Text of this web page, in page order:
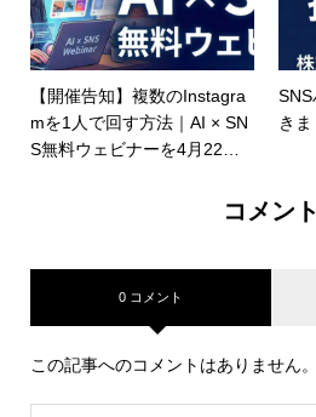
【開催告知】複数のInstagra
mを1人で回す方法｜AI × SN
S無料ウェビナーを4月22日
き
コメント
0 コメント
この記事へのコメントはありません。